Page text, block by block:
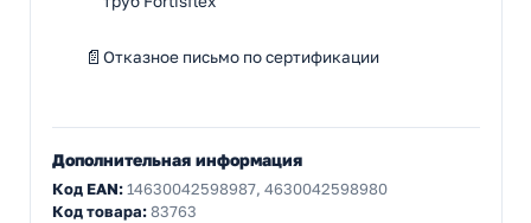
Отказное письмо по сертификации
Дополнительная информация
Код EAN:14630042598987, 4630042598980
Код товара:83763